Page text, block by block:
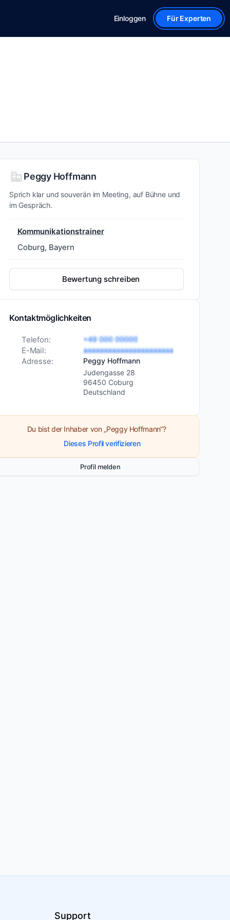
Einloggen Für Experten
Peggy Hoffmann
Sprich klar und souverän im Meeting, auf Bühne und
im Gespräch.
Kommunikationstrainer
Coburg, Bayern
Bewertung schreiben
Kontaktmöglichkeiten
Telefon: +49 000 00000
E-Mail: aaaaaaaaaaaaaaaaaaaaaa
Adresse:
Peggy Hoffmann
Judengasse 28
96450 Coburg
Deutschland
Du bist der Inhaber von „Peggy Hoffmann“?
Dieses Profil verifizieren
Profil melden
Support